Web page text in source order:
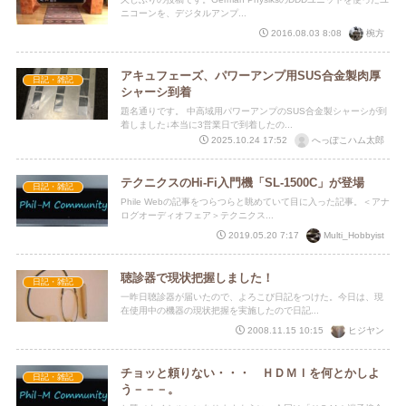
ニコーンを、デジタルアンプ...
2016.08.03 8:08
椀方
日記・雑記
アキュフェーズ、パワーアンプ用SUS合金製肉厚
シャーシ到着
題名通りです。 中高域用パワーアンプのSUS合金製シャーシが到
着しました↓本当に3営業日で到着したの...
2025.10.24 17:52
へっぽこハム太郎
日記・雑記 テクニクスのHi-Fi入門機「SL-1500C」が登場
Phile Webの記事をつらつらと眺めていて目に入った記事。＜アナ
ログオーディオフェア＞テクニクス...
2019.05.20 7:17
Multi_Hobbyist
日記・雑記 聴診器で現状把握しました！
一昨日聴診器が届いたので、よろこび日記をつけた。今日は、現
在使用中の機器の現状把握を実施したので日記...
2008.11.15 10:15
ヒジヤン
日記・雑記
チョッと頼りない・・・ ＨＤＭＩを何とかしよ
う－－－。